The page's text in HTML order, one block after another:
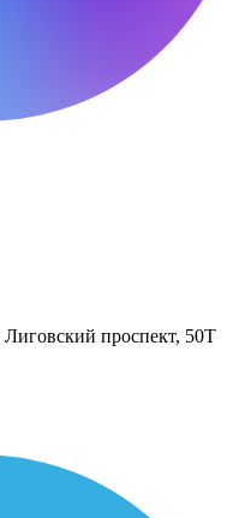
Лиговский проспект, 50Т